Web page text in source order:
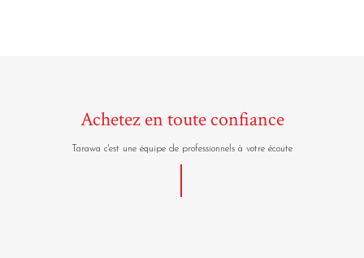
Achetez en toute confiance
Tarawa c'est une équipe de professionnels à votre écoute